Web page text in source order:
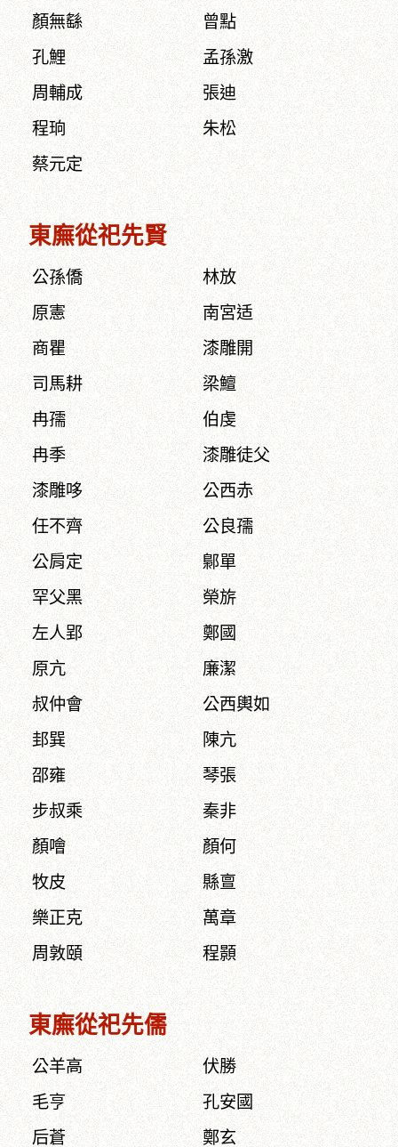
顏無繇
曾點
孔鯉
孟孫激
周輔成
張迪
程珦
朱松
蔡元定
東廡從祀先賢
公孫僑
林放
原憲
南宮适
商瞿
漆雕開
司馬耕
梁鱣
冉孺
伯虔
冉季
漆雕徒父
漆雕哆
公西赤
任不齊
公良孺
公肩定
鄡單
罕父黑
榮旂
左人郢
鄭國
原亢
廉潔
叔仲會
公西輿如
邽巽
陳亢
邵雍
琴張
步叔乘
秦非
顏噲
顏何
牧皮
縣亶
樂正克
萬章
周敦頤
程顥
東廡從祀先儒
公羊高
伏勝
毛亨
孔安國
后蒼
鄭玄